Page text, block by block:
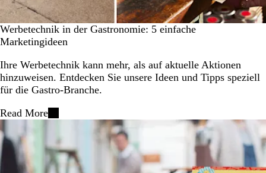
Werbetechnik in der Gastronomie: 5 einfache
Marketingideen
Ihre Werbetechnik kann mehr, als auf aktuelle Aktionen
hinzuweisen. Entdecken Sie unsere Ideen und Tipps speziell
für die Gastro-Branche.
Read More